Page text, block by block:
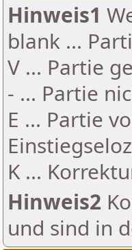
Hinweis1
blank ...
V ... Partie
- ... Partie
E ... Partie
K ...
Hinweis2
und sind in